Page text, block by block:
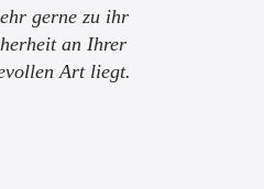
gerne zu ihr
an Ihrer
Art liegt.